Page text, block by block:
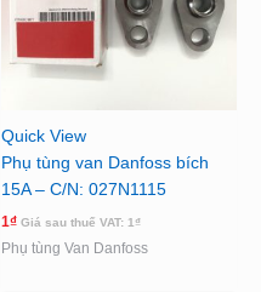
Quick View
Phụ tùng van Danfoss bích
15A – C/N: 027N1115
1₫ Giá sau thuế VAT: 1₫
Phụ tùng Van Danfoss